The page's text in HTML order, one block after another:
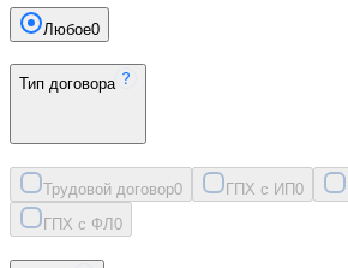
Любое0
Тип договора
Трудовой договор0 ГПХ с ИП0
ГПХ с ФЛ 0